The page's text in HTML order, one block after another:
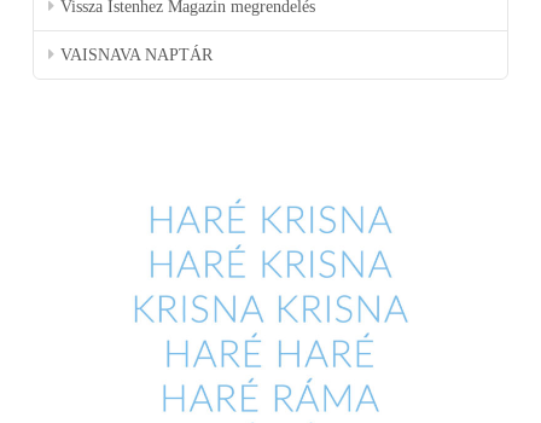
Vissza Istenhez Magazin megrendelés
VAISNAVA NAPTÁR